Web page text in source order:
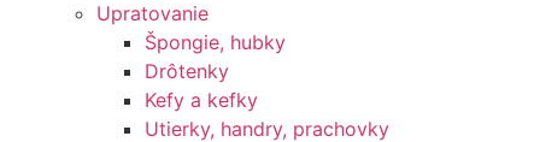
Upratovanie
Špongie, hubky
Drôtenky
Kefy a kefky
Utierky, handry, prachovky